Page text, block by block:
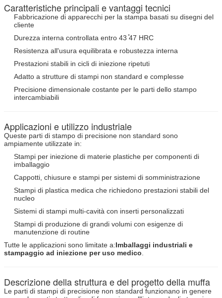
Caratteristiche principali e vantaggi tecnici
Fabbricazione di apparecchi per la stampa basati su disegni del
cliente
Durezza interna controllata entro 43 ̊47 HRC
Resistenza all'usura equilibrata e robustezza interna
Prestazioni stabili in cicli di iniezione ripetuti
Adatto a strutture di stampi non standard e complesse
Precisione dimensionale costante per le parti dello stampo
intercambiabili
Applicazioni e utilizzo industriale
Queste parti di stampo di precisione non standard sono
ampiamente utilizzate in:
Stampi per iniezione di materie plastiche per componenti di
imballaggio
Cappotti, chiusure e stampi per sistemi di somministrazione
Stampi di plastica medica che richiedono prestazioni stabili del
nucleo
Sistemi di stampi multi-cavità con inserti personalizzati
Stampi di produzione di grandi volumi con esigenze di
manutenzione di routine
Tutte le applicazioni sono limitate a:Imballaggi industriali e
stampaggio ad iniezione per uso medico
Descrizione della struttura e del progetto della muffa
Le parti di stampi di precisione non standard funzionano in genere